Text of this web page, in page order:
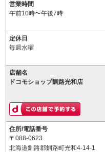
営業時間
午前10時〜午後7時
定休日
毎週水曜
店舗名
ドコモショップ釧路光和店
住所/電話番号
〒088-0623
北海道釧路郡釧路町光和4-14-1